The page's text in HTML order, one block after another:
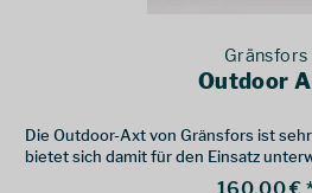
Gränsfors
Outdoor
Die Outdoor-Axt von Gränsfors ist
bietet sich damit für den Einsatz
Stielschutzhülse aus Stahl.